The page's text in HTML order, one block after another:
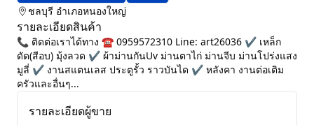
ชลบุรี อำเภอหนองใหญ่
รายละเอียดสินค้า
📞 ติดต่อเราได้ทาง ☎️ 0959572310 Line: art26036 ✔️ เหล็ก
ดัด(สีอบ) มุ้งลวด ✔️ ผ้าม่านกันUv ม่านตาไก่ ม่านจีบ ม่านโปร่งแสง
มูลี่ ✔️ งานสแตนเลส ประตูรั้ว ราวบันได ✔️ หลังคา งานต่อเติม
ครัวและอื่นๆ...
รายละเอียดผู้ขาย